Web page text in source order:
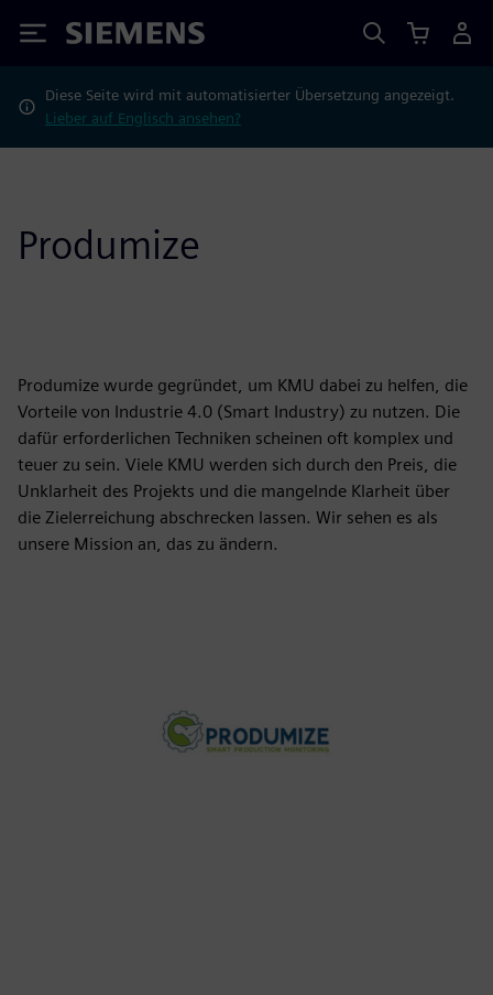
Siemens
Diese Seite wird mit automatisierter Übersetzung angezeigt.
Lieber auf Englisch ansehen?
Produmize
Produmize wurde gegründet, um KMU dabei zu helfen, die
Vorteile von Industrie 4.0 (Smart Industry) zu nutzen. Die
dafür erforderlichen Techniken scheinen oft komplex und
teuer zu sein. Viele KMU werden sich durch den Preis, die
Unklarheit des Projekts und die mangelnde Klarheit über
die Zielerreichung abschrecken lassen. Wir sehen es als
unsere Mission an, das zu ändern.